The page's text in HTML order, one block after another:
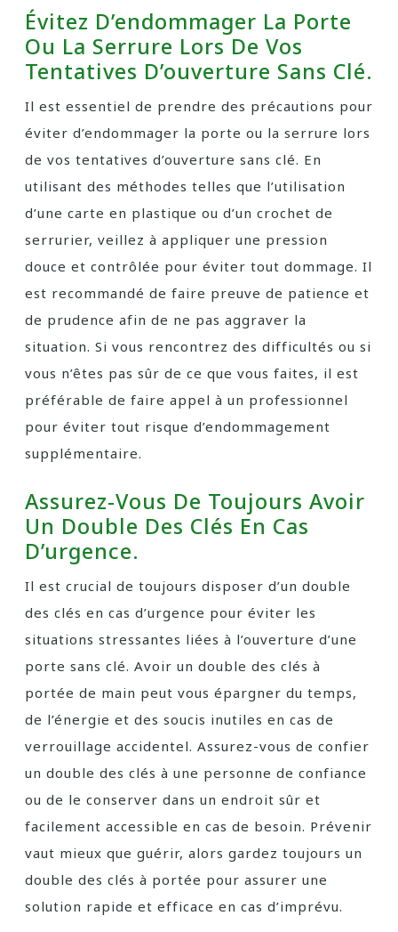
Évitez D’endommager La Porte
Ou La Serrure Lors De Vos
Tentatives D’ouverture Sans Clé.
Il est essentiel de prendre des précautions pour
éviter d’endommager la porte ou la serrure lors
de vos tentatives d’ouverture sans clé. En
utilisant des méthodes telles que l’utilisation
d’une carte en plastique ou d’un crochet de
serrurier, veillez à appliquer une pression
douce et contrôlée pour éviter tout dommage. Il
est recommandé de faire preuve de patience et
de prudence afin de ne pas aggraver la
situation. Si vous rencontrez des difficultés ou si
vous n’êtes pas sûr de ce que vous faites, il est
préférable de faire appel à un professionnel
pour éviter tout risque d’endommagement
supplémentaire.
Assurez-Vous De Toujours Avoir
Un Double Des Clés En Cas
D’urgence.
Il est crucial de toujours disposer d’un double
des clés en cas d’urgence pour éviter les
situations stressantes liées à l’ouverture d’une
porte sans clé. Avoir un double des clés à
portée de main peut vous épargner du temps,
de l’énergie et des soucis inutiles en cas de
verrouillage accidentel. Assurez-vous de confier
un double des clés à une personne de confiance
ou de le conserver dans un endroit sûr et
facilement accessible en cas de besoin. Prévenir
vaut mieux que guérir, alors gardez toujours un
double des clés à portée pour assurer une
solution rapide et efficace en cas d’imprévu.